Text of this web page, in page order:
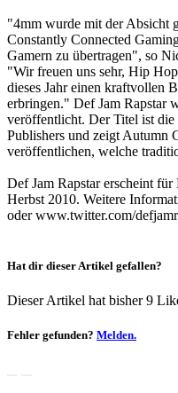
"4mm wurde mit der Absicht
Constantly Connected
Gamern zu übertragen", so
"Wir freuen uns sehr, Hip
dieses Jahr einen kraftvollen
erbringen." Def Jam Rapstar
veröffentlicht. Der Titel ist die
Publishers und zeigt Autumn
veröffentlichen, welche
Def Jam Rapstar erscheint für
Herbst 2010. Weitere
oder www.twitter.com/
Hat dir dieser Artikel gefallen?
Dieser Artikel hat bisher 9
Fehler gefunden? Melden.